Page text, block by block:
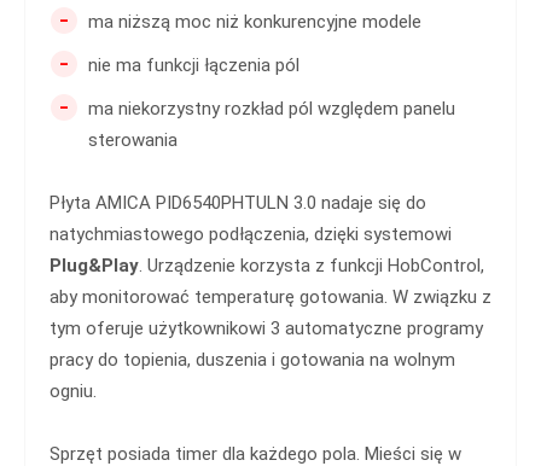
- ma niższą moc niż konkurencyjne modele
- nie ma funkcji łączenia pól
-
ma niekorzystny rozkład pól względem panelu
sterowania
Płyta AMICA PID6540PHTULN 3.0 nadaje się do
natychmiastowego podłączenia, dzięki systemowi
Plug&Play. Urządzenie korzysta z funkcji HobControl,
aby monitorować temperaturę gotowania. W związku z
tym oferuje użytkownikowi 3 automatyczne programy
pracy do topienia, duszenia i gotowania na wolnym
ogniu.
Sprzęt posiada timer dla każdego pola. Mieści się w